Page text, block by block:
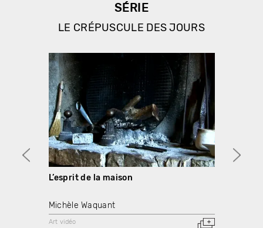
SÉRIE
LE CRÉPUSCULE DES JOURS
L’esprit de la maison
Michèle Waquant
Art vidéo